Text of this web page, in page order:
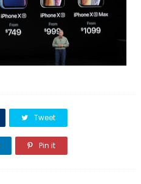
Tweet
Pin it